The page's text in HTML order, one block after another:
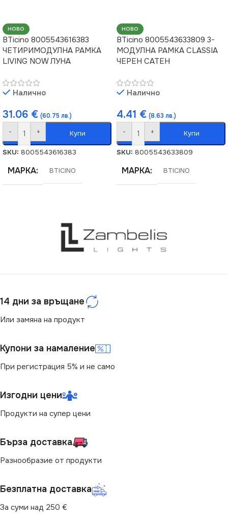
НОВО
BTicino 8005543616383
ЧЕТИРИМОДУЛНА РАМКА
LIVING NOW ЛУНА
Налично
31.06 € (60.75 лв.)
- + Купи
SKU: 8005543616383
МАРКА BTICINO
НОВО
BTicino 8005543633809 3-
МОДУЛНА РАМКА CLASSIA
ЧЕРЕН САТЕН
Налично
4.41 € (8.63 лв.)
- + Купи
SKU: 8005543633809
МАРКА BTICINO
14 дни за връщане
Или замяна на продукт
Купони за намаление
При регистрация 5% и не само
Изгодни цени
Продукти на супер цени
Бърза доставка
Разнообразие от продукти
Безплатна доставка
За суми над 250 €